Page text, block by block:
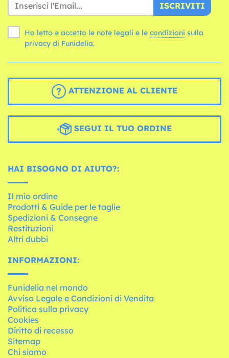
ISCRIVITI
Ho letto e accetto le note legali e le condizioni
privacy di Funidelia.
ATTENZIONE AL CLIENTE
SEGUI IL TUO ORDINE
HAI BISOGNO DI AIUTO?:
Il mio ordine
Prodotti & Guide per le taglie
Spedizioni & Consegne
Restituzioni
Altri dubbi
INFORMAZIONI:
Funidelia nel mondo
Avviso Legale e Condizioni di Vendita
Politica sulla privacy
Cookies
Diritto di recesso
Sitemap
Chi siamo